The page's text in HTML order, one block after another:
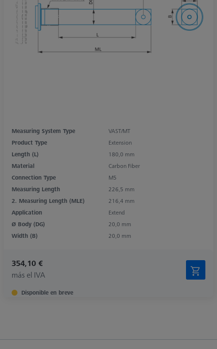
Measuring System Type
VAST/MT
Product Type
Extension
Length (L)
180,0 mm
Material
Carbon Fiber
Connection Type
M5
Measuring Length
226,5 mm
2. Measuring Length (MLE)
216,4 mm
Application
Extend
Ø Body (DG)
20,0 mm
Width (B)
20,0 mm
354,10 €
más el IVA
Disponible en breve